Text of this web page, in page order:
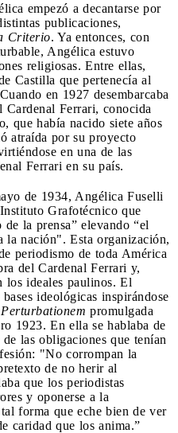
empezó a decantarse por
publicaciones,
Criterio. Ya entonces, con
Angélica estuvo
religiosas. Entre ellas,
Castilla que pertenecía al
en 1927 desembarcaba
Ferrari, conocida
que había nacido siete años
atraída por su proyecto
en una de las
Ferrari en su país.
de 1934, Angélica Fuselli
Grafotécnico que
la prensa” elevando “el
nación". Esta organización,
periodismo de toda América
del Cardenal Ferrari y,
los ideales paulinos. El
ideológicas inspirándose
promulgada
1923. En ella se hablaba de
las obligaciones que tenían
"No corrompan la
de no herir al
que los periodistas
y oponerse a la
forma que eche bien de ver
caridad que los anima.”